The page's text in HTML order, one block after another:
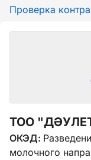
Проверка
ТОО
ОКЭД:
молочного